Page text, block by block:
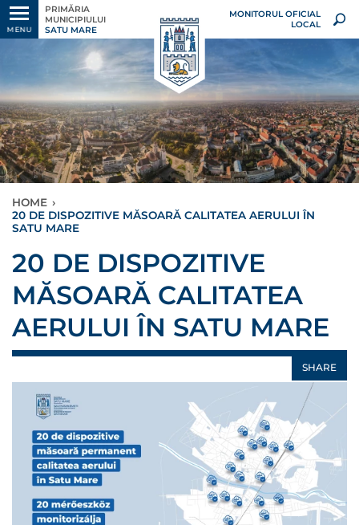
MENU
PRIMĂRIA
MUNICIPIULUI
SATU MARE
MONITORUL OFICIAL
LOCAL
HOME ›
20 DE DISPOZITIVE MĂSOARĂ CALITATEA AERULUI ÎN
SATU MARE
20 DE DISPOZITIVE
MĂSOARĂ CALITATEA
AERULUI ÎN SATU MARE
SHARE